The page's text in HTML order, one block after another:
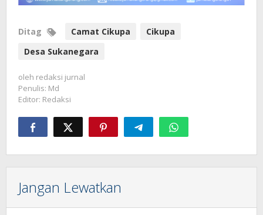
Ditag Camat Cikupa
Cikupa
Desa Sukanegara
oleh redaksi jurnal
Penulis: Md
Editor: Redaksi
Jangan Lewatkan